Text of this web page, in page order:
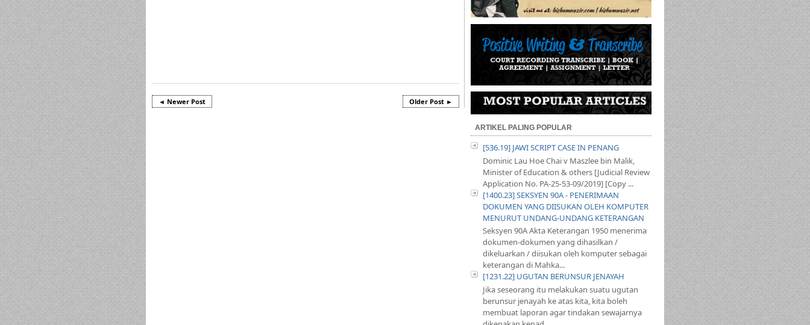
◄ Newer Post Older Post ►
ARTIKEL PALING POPULAR
[536.19] JAWI SCRIPT CASE IN PENANG
Dominic Lau Hoe Chai v Maszlee bin Malik,
Minister of Education & others [Judicial Review
Application No. PA-25-53-09/2019] [Copy ...
[1400.23] SEKSYEN 90A - PENERIMAAN
DOKUMEN YANG DIISUKAN OLEH KOMPUTER
MENURUT UNDANG-UNDANG KETERANGAN
Seksyen 90A Akta Keterangan 1950 menerima
dokumen-dokumen yang dihasilkan /
dikeluarkan / diisukan oleh komputer sebagai
keterangan di Mahka...
[1231.22] UGUTAN BERUNSUR JENAYAH
Jika seseorang itu melakukan suatu ugutan
berunsur jenayah ke atas kita, kita boleh
membuat laporan agar tindakan sewajarnya